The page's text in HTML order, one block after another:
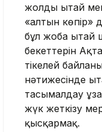
жолды Қытай
«алтын
бұл жоба Қытай
бекеттерін
тікелей
нәтижесінде
тасымалдау
жүк жеткізу
қысқармақ.